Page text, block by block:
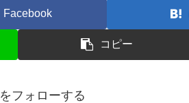
Facebook
コピー
フォローする